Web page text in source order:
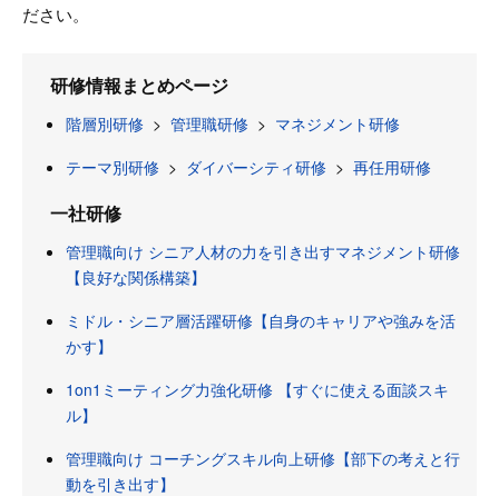
ださい。
研修情報まとめページ
階層別研修 > 管理職研修 > マネジメント研修
テーマ別研修 > ダイバーシティ研修 > 再任用研修
一社研修
管理職向け シニア人材の力を引き出すマネジメント研修
【良好な関係構築】
ミドル・シニア層活躍研修【自身のキャリアや強みを活
かす】
1on1ミーティング力強化研修 【すぐに使える面談スキ
ル】
管理職向け コーチングスキル向上研修【部下の考えと行
動を引き出す】